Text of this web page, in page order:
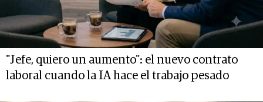
"Jefe, quiero un aumento": el nuevo contrato
laboral cuando la IA hace el trabajo pesado